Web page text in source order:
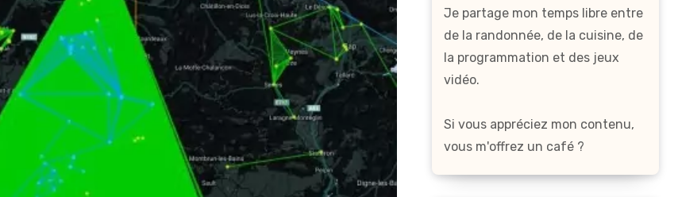
Je partage mon temps libre entre
de la randonnée, de la cuisine, de
la programmation et des jeux
vidéo.
Si vous appréciez mon contenu,
vous m'offrez un café ?